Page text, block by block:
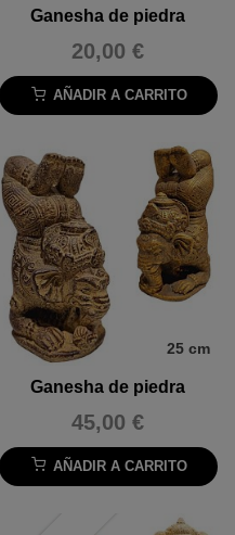
Ganesha de piedra
20,00 €
AÑADIR A CARRITO
25 cm
Ganesha de piedra
45,00 €
AÑADIR A CARRITO